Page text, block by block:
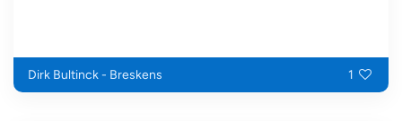
Dirk Bultinck - Breskens 1